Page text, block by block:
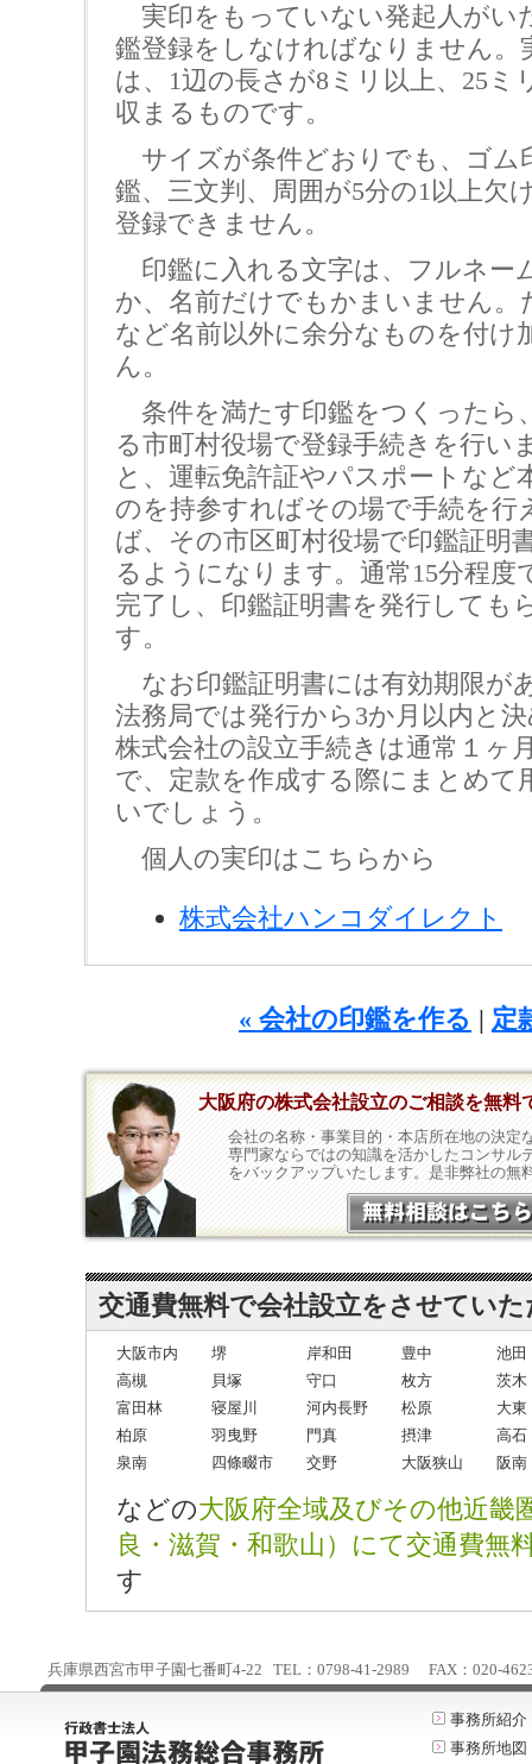
実印をもっていない発起人がい
鑑登録をしなければなりません。
は、1辺の長さが8ミリ以上、25ミ
収まるものです。
サイズが条件どおりでも、ゴム
鑑、三文判、周囲が5分の1以上欠
登録できません。
印鑑に入れる文字は、フルネー
か、名前だけでもかまいません。
など名前以外に余分なものを付け
ん。
条件を満たす印鑑をつくったら
る市町村役場で登録手続きを行い
と、運転免許証やパスポートなど
のを持参すればその場で手続を行
ば、その市区町村役場で印鑑証明
るようになります。通常15分程度
完了し、印鑑証明書を発行しても
す。
なお印鑑証明書には有効期限が
法務局では発行から3か月以内と
株式会社の設立手続きは通常１ヶ
で、定款を作成する際にまとめて
いでしょう。
個人の実印はこちらから
株式会社ハンコダイレクト
« 会社の印鑑を作る | 定
大阪府の株式会社設立のご相談を無料
会社の名称・事業目的・本店所在地の決定
専門家ならではの知識を活かしたコンサル
をバックアップいたします。是非弊社の無
交通費無料で会社設立をさせてい
大阪市内 堺 岸和田 豊中
池田
高槻
貝塚 守口 枚方
茨木
富田林
寝屋川 河内長野 松原
大東
柏原
羽曳野 門真 摂津
高石
泉南
四條畷市 交野 大阪狭山 阪南
などの大阪府全域及びその他近畿
良・滋賀・和歌山）にて交通費無
す
兵庫県西宮市甲子園七番町4-22 TEL：0798-41-2989 FAX：020-
事務所紹介
事務所地図